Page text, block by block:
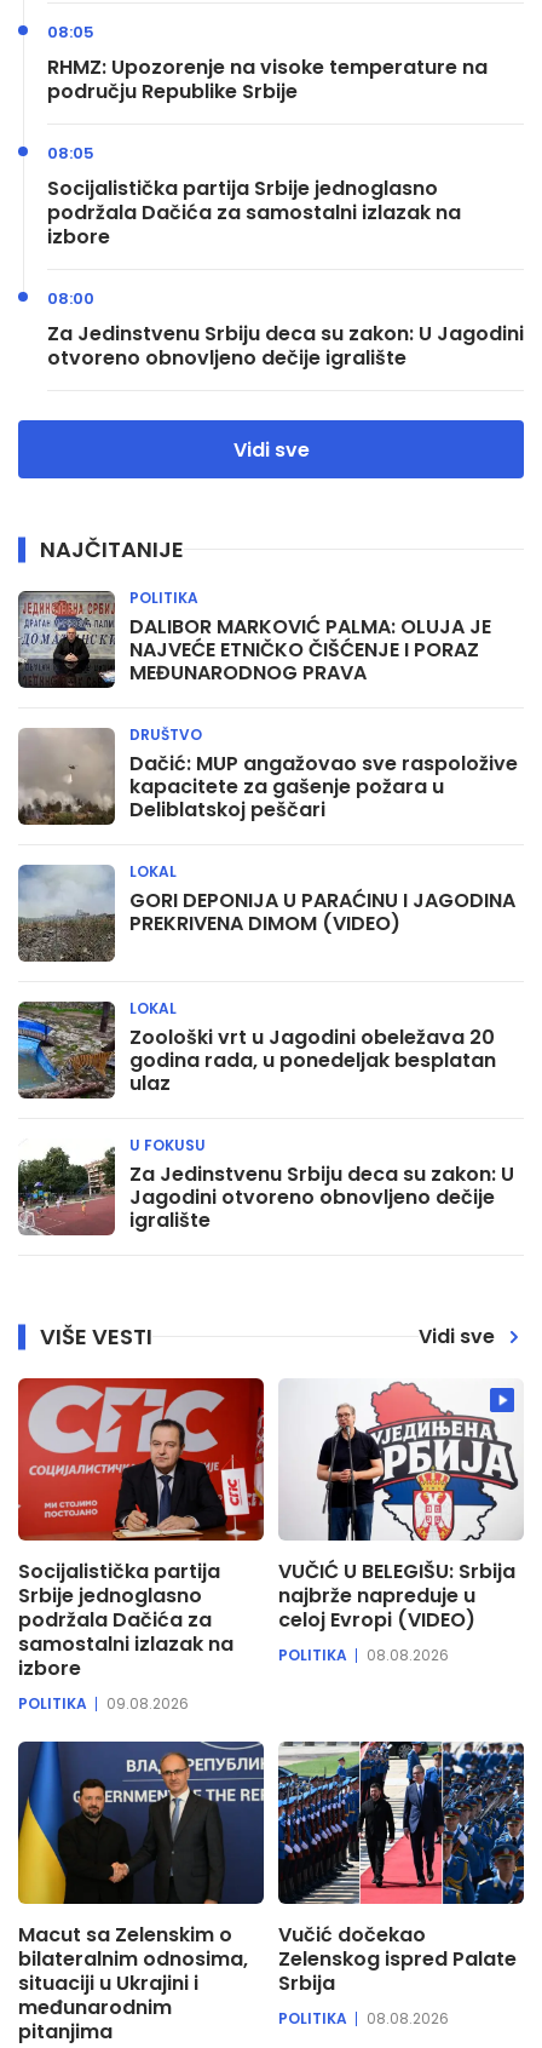
RHMZ: Upozorenje na visoke temperature na
području Republike Srbije
08:05
Socijalistička partija Srbije jednoglasno
podržala Dačića za samostalni izlazak na
izbore
08:05
Za Jedinstvenu Srbiju deca su zakon: U Jagodini
otvoreno obnovljeno dečije igralište
08:00
Vidi sve
NAJČITANIJE
DALIBOR MARKOVIĆ PALMA: OLUJA JE
NAJVEĆE ETNIČKO ČIŠĆENJE I PORAZ
MEĐUNARODNOG PRAVA
POLITIKA
Dačić: MUP angažovao sve raspoložive
kapacitete za gašenje požara u
Deliblatskoj peščari
DRUŠTVO
GORI DEPONIJA U PARAĆINU I JAGODINA
PREKRIVENA DIMOM (VIDEO)
LOKAL
Zoološki vrt u Jagodini obeležava 20
godina rada, u ponedeljak besplatan
ulaz
LOKAL
Za Jedinstvenu Srbiju deca su zakon: U
Jagodini otvoreno obnovljeno dečije
igralište
U FOKUSU
VIŠE VESTI Vidi sve
Socijalistička partija
Srbije jednoglasno
podržala Dačića za
samostalni izlazak na
izbore
POLITIKA 09.08.2026
VUČIĆ U BELEGIŠU: Srbija
najbrže napreduje u
celoj Evropi (VIDEO)
POLITIKA 08.08.2026
Macut sa Zelenskim o
bilateralnim odnosima,
situaciji u Ukrajini i
međunarodnim
pitanjima
Vučić dočekao
Zelenskog ispred Palate
Srbija
POLITIKA 08.08.2026